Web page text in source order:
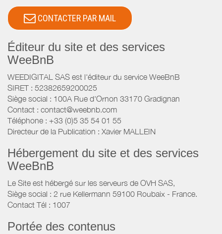
CONTACTER PAR MAIL
Éditeur du site et des services
WeeBnB
WEEDIGITAL SAS est l'éditeur du service WeeBnB
SIRET : 52382659200025
Siège social : 100A Rue d'Ornon 33170 Gradignan
Contact : contact@weebnb.com
Téléphone : +33 (0)5 35 54 01 55
Directeur de la Publication : Xavier MALLEIN
Hébergement du site et des services
WeeBnB
Le Site est hébergé sur les serveurs de OVH SAS,
Siège social : 2 rue Kellermann 59100 Roubaix - France.
Contact Tél : 1007
Portée des contenus